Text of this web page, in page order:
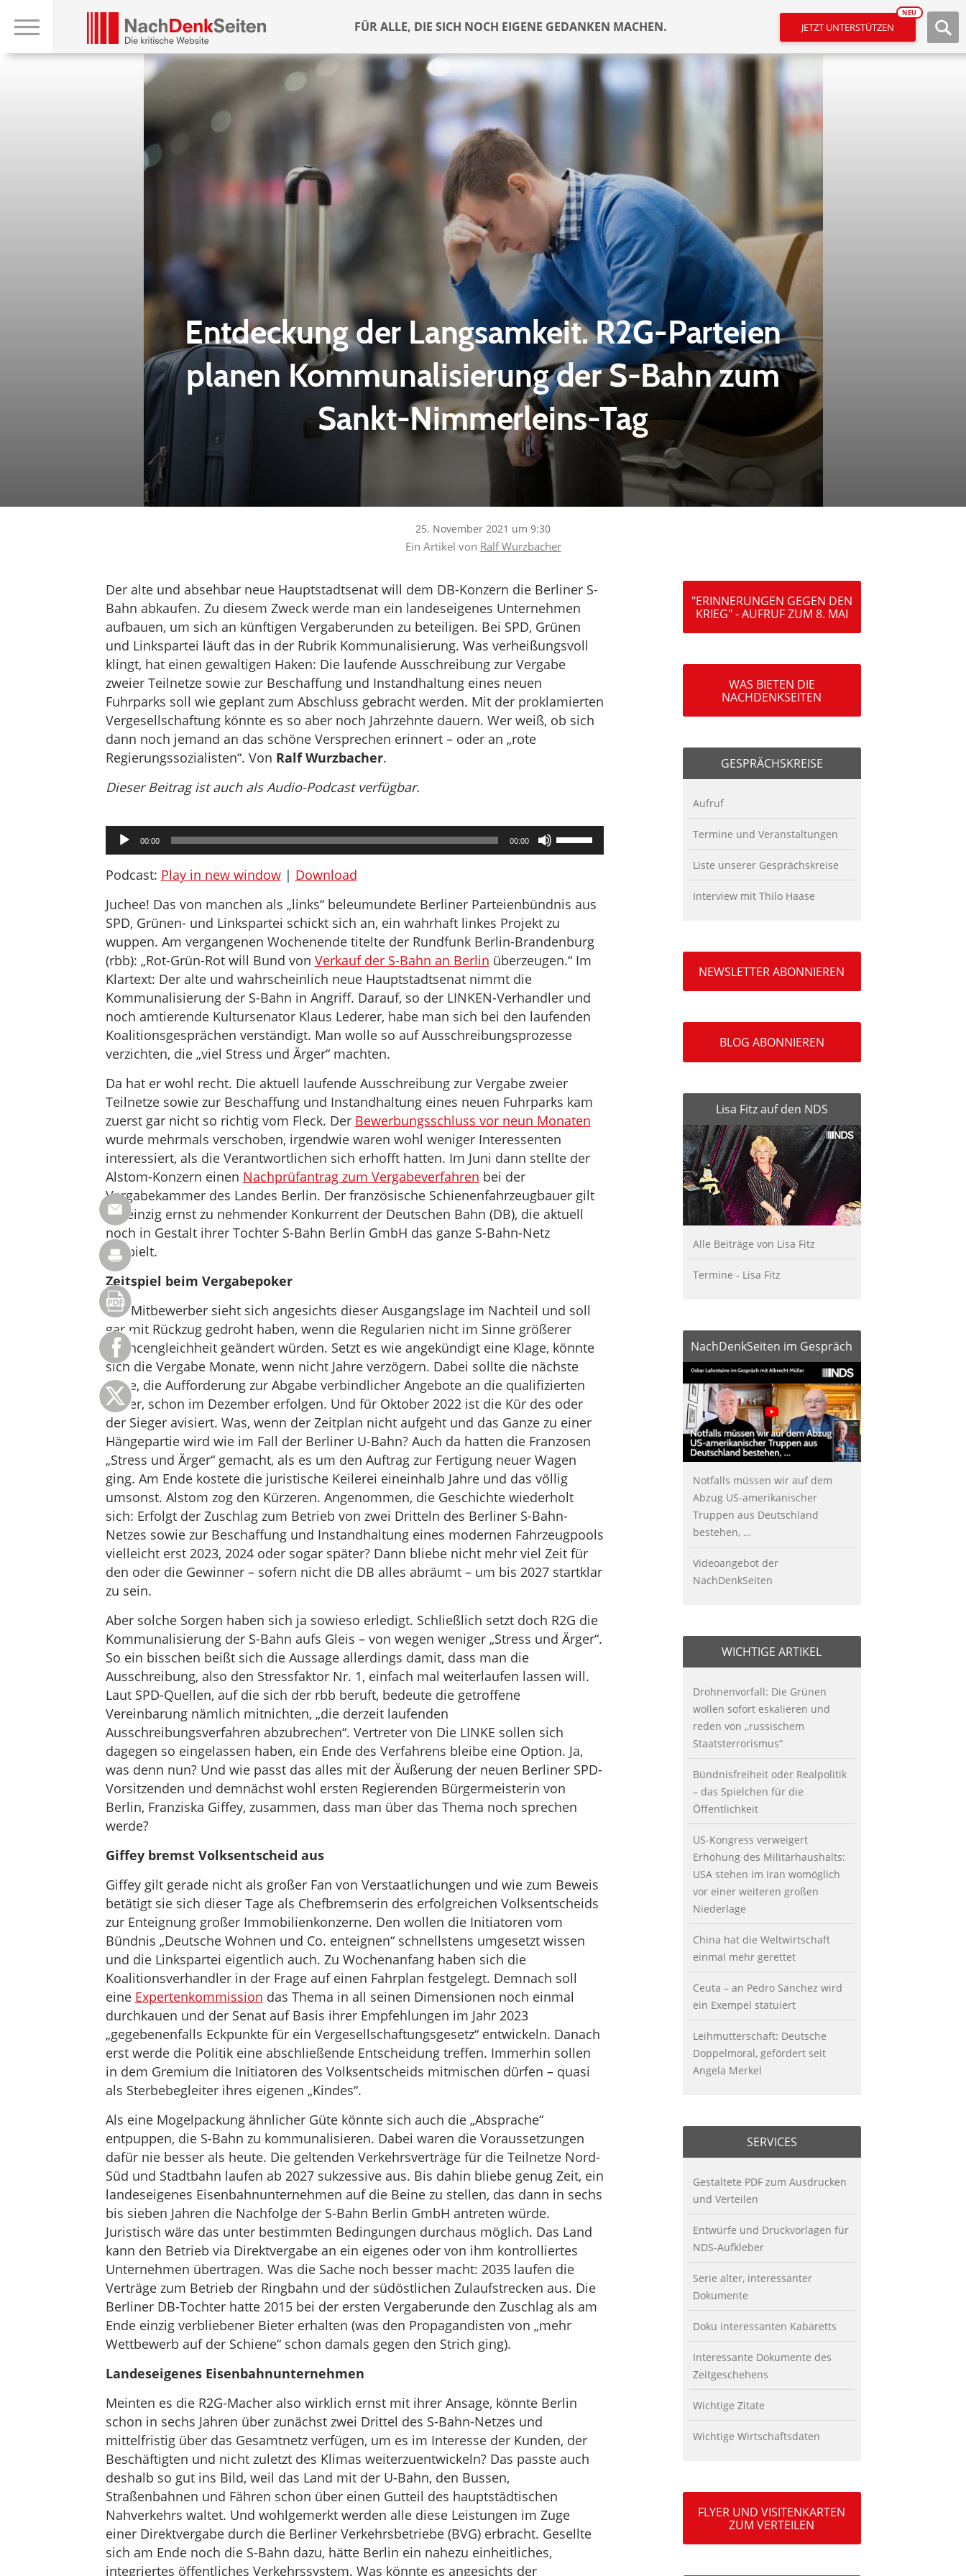
FÜR ALLE, DIE SICH NOCH EIGENE GEDANKEN MACHEN. JETZT UNTERSTÜTZEN
NEU
Entdeckung der Langsamkeit. R2G-Parteien
planen Kommunalisierung der S-Bahn zum
Sankt-Nimmerleins-Tag
25. November 2021 um 9:30
Ein Artikel von Ralf Wurzbacher
Der alte und absehbar neue Hauptstadtsenat will dem DB-Konzern die Berliner S-
Bahn abkaufen. Zu diesem Zweck werde man ein landeseigenes Unternehmen
aufbauen, um sich an künftigen Vergaberunden zu beteiligen. Bei SPD, Grünen
und Linkspartei läuft das in der Rubrik Kommunalisierung. Was verheißungsvoll
klingt, hat einen gewaltigen Haken: Die laufende Ausschreibung zur Vergabe
zweier Teilnetze sowie zur Beschaffung und Instandhaltung eines neuen
Fuhrparks soll wie geplant zum Abschluss gebracht werden. Mit der proklamierten
Vergesellschaftung könnte es so aber noch Jahrzehnte dauern. Wer weiß, ob sich
dann noch jemand an das schöne Versprechen erinnert – oder an „rote
Regierungssozialisten“. Von Ralf Wurzbacher.
Dieser Beitrag ist auch als Audio-Podcast verfügbar.
Audio-
Player
00:00 00:00
Pfeiltasten
Hoch/Runter
die
Lautstärke
zu
regeln.
Podcast: Play in new window| Download
Juchee! Das von manchen als „links“ beleumundete Berliner Parteienbündnis aus
SPD, Grünen- und Linkspartei schickt sich an, ein wahrhaft linkes Projekt zu
wuppen. Am vergangenen Wochenende titelte der Rundfunk Berlin-Brandenburg
(rbb): „Rot-Grün-Rot will Bund von Verkauf der S-Bahn an Berlin überzeugen.“ Im
Klartext: Der alte und wahrscheinlich neue Hauptstadtsenat nimmt die
Kommunalisierung der S-Bahn in Angriff. Darauf, so der LINKEN-Verhandler und
noch amtierende Kultursenator Klaus Lederer, habe man sich bei den laufenden
Koalitionsgesprächen verständigt. Man wolle so auf Ausschreibungsprozesse
verzichten, die „viel Stress und Ärger“ machten.
Da hat er wohl recht. Die aktuell laufende Ausschreibung zur Vergabe zweier
Teilnetze sowie zur Beschaffung und Instandhaltung eines neuen Fuhrparks kam
zuerst gar nicht so richtig vom Fleck. Der Bewerbungsschluss vor neun Monaten
wurde mehrmals verschoben, irgendwie waren wohl weniger Interessenten
interessiert, als die Verantwortlichen sich erhofft hatten. Im Juni dann stellte der
Alstom-Konzern einen Nachprüfantrag zum Vergabeverfahren bei der
Vergabekammer des Landes Berlin. Der französische Schienenfahrzeugbauer gilt
als einzig ernst zu nehmender Konkurrent der Deutschen Bahn (DB), die aktuell
noch in Gestalt ihrer Tochter S-Bahn Berlin GmbH das ganze S-Bahn-Netz
bespielt.
Zeitspiel beim Vergabepoker
Der Mitbewerber sieht sich angesichts dieser Ausgangslage im Nachteil und soll
gar mit Rückzug gedroht haben, wenn die Regularien nicht im Sinne größerer
Chancengleichheit geändert würden. Setzt es wie angekündigt eine Klage, könnte
sich die Vergabe Monate, wenn nicht Jahre verzögern. Dabei sollte die nächste
Stufe, die Aufforderung zur Abgabe verbindlicher Angebote an die qualifizierten
Bieter, schon im Dezember erfolgen. Und für Oktober 2022 ist die Kür des oder
der Sieger avisiert. Was, wenn der Zeitplan nicht aufgeht und das Ganze zu einer
Hängepartie wird wie im Fall der Berliner U-Bahn? Auch da hatten die Franzosen
„Stress und Ärger“ gemacht, als es um den Auftrag zur Fertigung neuer Wagen
ging. Am Ende kostete die juristische Keilerei eineinhalb Jahre und das völlig
umsonst. Alstom zog den Kürzeren. Angenommen, die Geschichte wiederholt
sich: Erfolgt der Zuschlag zum Betrieb von zwei Dritteln des Berliner S-Bahn-
Netzes sowie zur Beschaffung und Instandhaltung eines modernen Fahrzeugpools
vielleicht erst 2023, 2024 oder sogar später? Dann bliebe nicht mehr viel Zeit für
den oder die Gewinner – sofern nicht die DB alles abräumt – um bis 2027 startklar
zu sein.
Aber solche Sorgen haben sich ja sowieso erledigt. Schließlich setzt doch R2G die
Kommunalisierung der S-Bahn aufs Gleis – von wegen weniger „Stress und Ärger“.
So ein bisschen beißt sich die Aussage allerdings damit, dass man die
Ausschreibung, also den Stressfaktor Nr. 1, einfach mal weiterlaufen lassen will.
Laut SPD-Quellen, auf die sich der rbb beruft, bedeute die getroffene
Vereinbarung nämlich mitnichten, „die derzeit laufenden
Ausschreibungsverfahren abzubrechen“. Vertreter von Die LINKE sollen sich
dagegen so eingelassen haben, ein Ende des Verfahrens bleibe eine Option. Ja,
was denn nun? Und wie passt das alles mit der Äußerung der neuen Berliner SPD-
Vorsitzenden und demnächst wohl ersten Regierenden Bürgermeisterin von
Berlin, Franziska Giffey, zusammen, dass man über das Thema noch sprechen
werde?
Giffey bremst Volksentscheid aus
Giffey gilt gerade nicht als großer Fan von Verstaatlichungen und wie zum Beweis
betätigt sie sich dieser Tage als Chefbremserin des erfolgreichen Volksentscheids
zur Enteignung großer Immobilienkonzerne. Den wollen die Initiatoren vom
Bündnis „Deutsche Wohnen und Co. enteignen“ schnellstens umgesetzt wissen
und die Linkspartei eigentlich auch. Zu Wochenanfang haben sich die
Koalitionsverhandler in der Frage auf einen Fahrplan festgelegt. Demnach soll
eine Expertenkommission das Thema in all seinen Dimensionen noch einmal
durchkauen und der Senat auf Basis ihrer Empfehlungen im Jahr 2023
„gegebenenfalls Eckpunkte für ein Vergesellschaftungsgesetz“ entwickeln. Danach
erst werde die Politik eine abschließende Entscheidung treffen. Immerhin sollen
in dem Gremium die Initiatoren des Volksentscheids mitmischen dürfen – quasi
als Sterbebegleiter ihres eigenen „Kindes“.
Als eine Mogelpackung ähnlicher Güte könnte sich auch die „Absprache“
entpuppen, die S-Bahn zu kommunalisieren. Dabei waren die Voraussetzungen
dafür nie besser als heute. Die geltenden Verkehrsverträge für die Teilnetze Nord-
Süd und Stadtbahn laufen ab 2027 sukzessive aus. Bis dahin bliebe genug Zeit, ein
landeseigenes Eisenbahnunternehmen auf die Beine zu stellen, das dann in sechs
bis sieben Jahren die Nachfolge der S-Bahn Berlin GmbH antreten würde.
Juristisch wäre das unter bestimmten Bedingungen durchaus möglich. Das Land
kann den Betrieb via Direktvergabe an ein eigenes oder von ihm kontrolliertes
Unternehmen übertragen. Was die Sache noch besser macht: 2035 laufen die
Verträge zum Betrieb der Ringbahn und der südöstlichen Zulaufstrecken aus. Die
Berliner DB-Tochter hatte 2015 bei der ersten Vergaberunde den Zuschlag als am
Ende einzig verbliebener Bieter erhalten (was den Propagandisten von „mehr
Wettbewerb auf der Schiene“ schon damals gegen den Strich ging).
Landeseigenes Eisenbahnunternehmen
Meinten es die R2G-Macher also wirklich ernst mit ihrer Ansage, könnte Berlin
schon in sechs Jahren über zunächst zwei Drittel des S-Bahn-Netzes und
mittelfristig über das Gesamtnetz verfügen, um es im Interesse der Kunden, der
Beschäftigten und nicht zuletzt des Klimas weiterzuentwickeln? Das passte auch
deshalb so gut ins Bild, weil das Land mit der U-Bahn, den Bussen,
Straßenbahnen und Fähren schon über einen Gutteil des hauptstädtischen
Nahverkehrs waltet. Und wohlgemerkt werden alle diese Leistungen im Zuge
einer Direktvergabe durch die Berliner Verkehrsbetriebe (BVG) erbracht. Gesellte
sich am Ende noch die S-Bahn dazu, hätte Berlin ein nahezu einheitliches,
integriertes öffentliches Verkehrssystem. Was könnte es angesichts der
"ERINNERUNGEN GEGEN DEN
KRIEG" - AUFRUF ZUM 8. MAI
WAS BIETEN DIE
NACHDENKSEITEN
GESPRÄCHSKREISE
Aufruf
Termine und Veranstaltungen
Liste unserer Gesprächskreise
Interview mit Thilo Haase
NEWSLETTER ABONNIEREN
BLOG ABONNIEREN
Lisa Fitz auf den NDS
Alle Beiträge von Lisa Fitz
Termine - Lisa Fitz
NachDenkSeiten im Gespräch
Notfalls müssen wir auf dem
Abzug US-amerikanischer
Truppen aus Deutschland
bestehen, …
Videoangebot der
NachDenkSeiten
WICHTIGE ARTIKEL
Drohnenvorfall: Die Grünen
wollen sofort eskalieren und
reden von „russischem
Staatsterrorismus“
Bündnisfreiheit oder Realpolitik
– das Spielchen für die
Öffentlichkeit
US-Kongress verweigert
Erhöhung des Militärhaushalts:
USA stehen im Iran womöglich
vor einer weiteren großen
Niederlage
China hat die Weltwirtschaft
einmal mehr gerettet
Ceuta – an Pedro Sanchez wird
ein Exempel statuiert
Leihmutterschaft: Deutsche
Doppelmoral, gefördert seit
Angela Merkel
SERVICES
Gestaltete PDF zum Ausdrucken
und Verteilen
Entwürfe und Druckvorlagen für
NDS-Aufkleber
Serie alter, interessanter
Dokumente
Doku interessanten Kabaretts
Interessante Dokumente des
Zeitgeschehens
Wichtige Zitate
Wichtige Wirtschaftsdaten
FLYER UND VISITENKARTEN
ZUM VERTEILEN